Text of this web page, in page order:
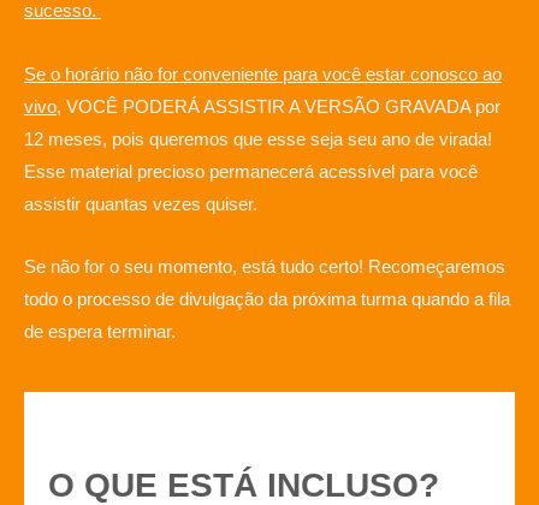
sucesso.
Se o horário não for conveniente para você estar conosco ao
vivo, VOCÊ PODERÁ ASSISTIR A VERSÃO GRAVADA por
12 meses, pois queremos que esse seja seu ano de virada!
Esse material precioso permanecerá acessível para você
assistir quantas vezes quiser.
Se não for o seu momento, está tudo certo! Recomeçaremos
todo o processo de divulgação da próxima turma quando a fila
de espera terminar.
O QUE ESTÁ INCLUSO?